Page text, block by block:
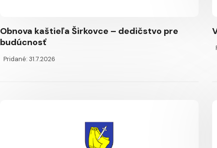
Obnova kaštieľa Širkovce – dedičstvo pre
budúcnosť
Pridané: 31.7.2026